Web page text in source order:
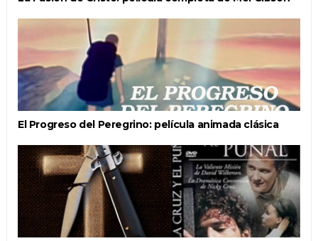
El Progreso del Peregrino: película animada clásica